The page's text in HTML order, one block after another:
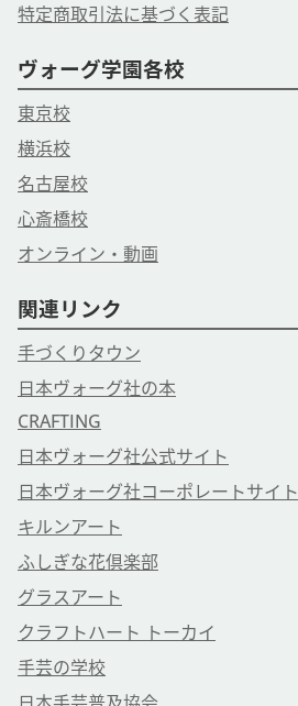
特定商取引法に基づく表記
ヴォーグ学園各校
東京校
横浜校
名古屋校
心斎橋校
オンライン・動画
関連リンク
手づくりタウン
日本ヴォーグ社の本
CRAFTING
日本ヴォーグ社公式サイト
日本ヴォーグ社コーポレートサイト
キルンアート
ふしぎな花倶楽部
グラスアート
クラフトハート トーカイ
手芸の学校